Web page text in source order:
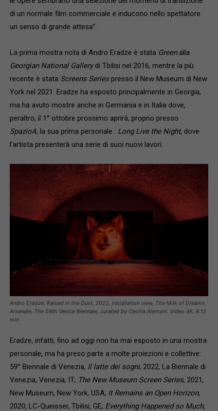
di un normale film commerciale e inducono nello spettatore
un senso di grande attesa”.
La prima mostra nota di Andro Eradze è stata Greenalla
Georgian National Gallerydi Tbilisi nel 2016, mentre la più
recente è stata Screens Seriespresso il New Museum di New
York nel 2021. Eradze ha esposto principalmente in Georgia,
ma ha avuto mostre anche in Germania e in Italia dove,
peraltro, il 1° ottobre prossimo aprirà, proprio presso
SpazioA, la sua prima personale : Long Live the Night, dove
l’artista presenterà una serie di suoi nuovi lavori.
Andro Eradze, Raised in the Dust, 2022, installation view, The Milk of Dreams,
Arsenale, The 59th Venice Biennale, curated by Cecilia Alemani. Video 4K, 8:12
min
Eradze, infatti, fino ad oggi non ha mai esposto in una mostra
personale, ma ha preso parte a molte proiezioni e collettive:
59° Biennale di Venezia, Il latte dei sogni, 2022, La Biennale di
Venezia, Venezia, IT; The New Museum Screen Series, 2021,
New Museum, New York, USA; It Remains an Open Horizon,
2020, LC-Queisser, Tbilisi, GE; Everything Happened so Much,